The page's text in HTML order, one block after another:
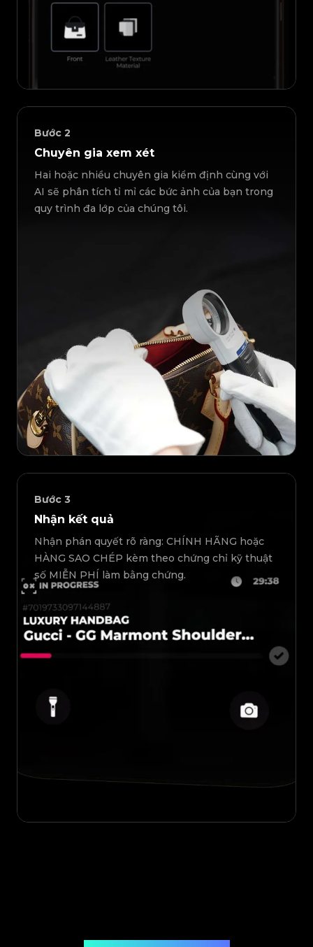
Bước 2
Chuyên gia xem xét
Hai hoặc nhiều chuyên gia kiểm định cùng với
AI sẽ phân tích tỉ mỉ các bức ảnh của bạn trong
quy trình đa lớp của chúng tôi.
Bước 3
Nhận kết quả
Nhận phán quyết rõ ràng: CHÍNH HÃNG hoặc
HÀNG SAO CHÉP kèm theo chứng chỉ kỹ thuật
số MIỄN PHÍ làm bằng chứng.